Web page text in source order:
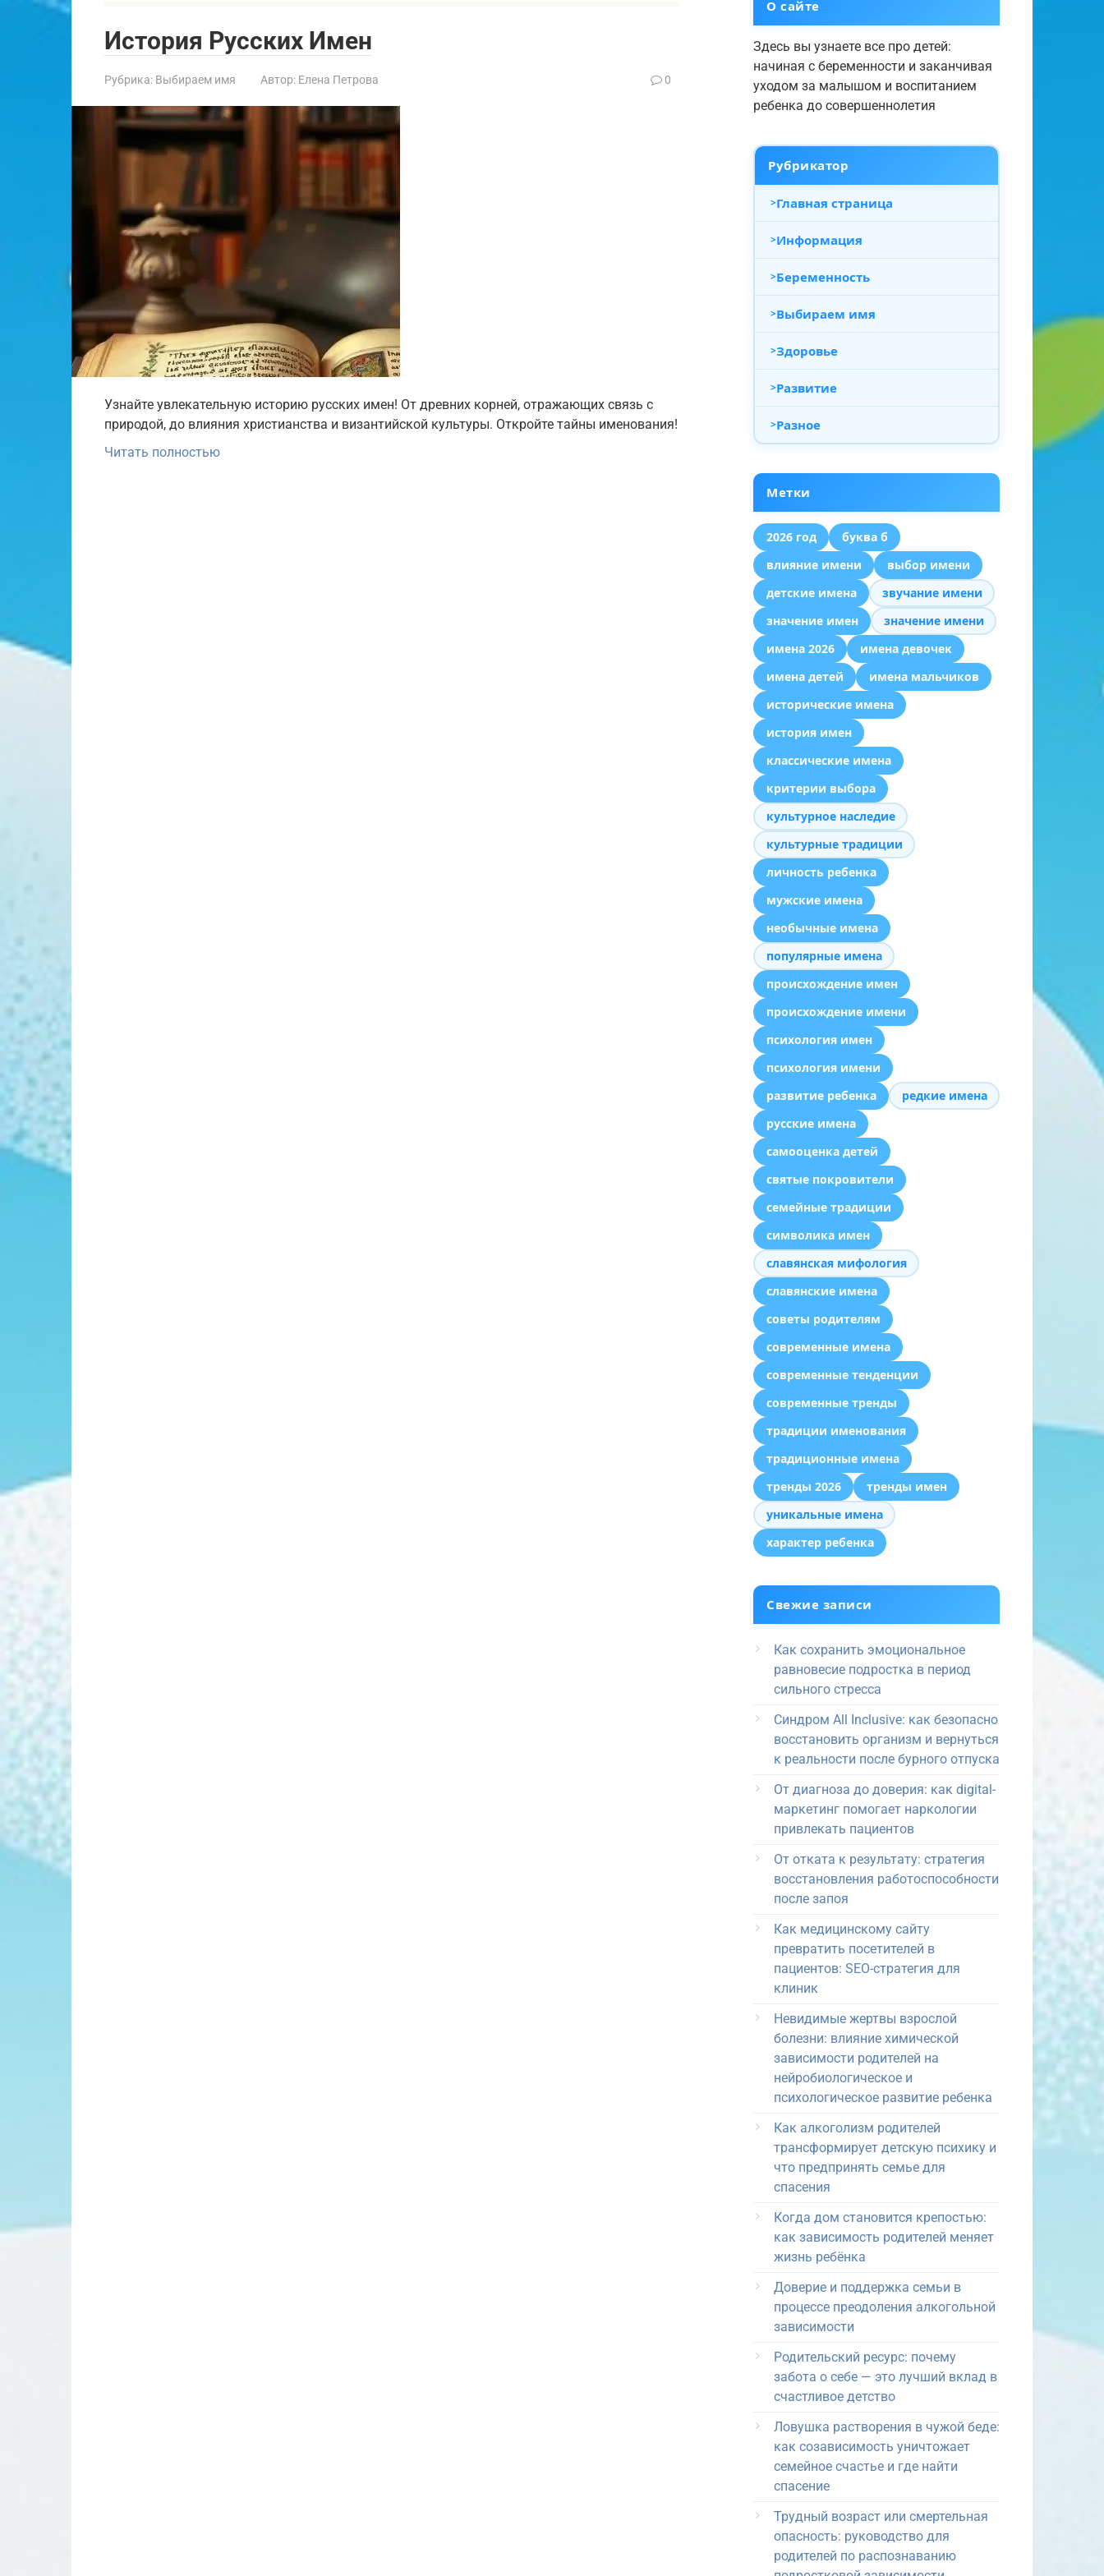
История Русских Имен
Рубрика: Выбираем имя Автор: Елена Петрова 0
Узнайте увлекательную историю русских имен! От древних корней, отражающих связь с
природой, до влияния христианства и византийской культуры. Откройте тайны именования!
Читать полностью
О сайте
Здесь вы узнаете все про детей:
начиная с беременности и заканчивая
уходом за малышом и воспитанием
ребенка до совершеннолетия
Рубрикатор
Главная страница
Информация
Беременность
Выбираем имя
Здоровье
Развитие
Разное
Метки
2026 год
буква б
влияние имени
выбор имени
детские имена
звучание имени
значение имен
значение имени
имена 2026
имена девочек
имена детей
имена мальчиков
исторические имена
история имен
классические имена
критерии выбора
культурное наследие
культурные традиции
личность ребенка
мужские имена
необычные имена
популярные имена
происхождение имен
происхождение имени
психология имен
психология имени
развитие ребенка
редкие имена
русские имена
самооценка детей
святые покровители
семейные традиции
символика имен
славянская мифология
славянские имена
советы родителям
современные имена
современные тенденции
современные тренды
традиции именования
традиционные имена
тренды 2026
тренды имен
уникальные имена
характер ребенка
Свежие записи
Как сохранить эмоциональное
равновесие подростка в период
сильного стресса
Синдром All Inclusive: как безопасно
восстановить организм и вернуться
к реальности после бурного отпуска
От диагноза до доверия: как digital-
маркетинг помогает наркологии
привлекать пациентов
От отката к результату: стратегия
восстановления работоспособности
после запоя
Как медицинскому сайту
превратить посетителей в
пациентов: SEO-стратегия для
клиник
Невидимые жертвы взрослой
болезни: влияние химической
зависимости родителей на
нейробиологическое и
психологическое развитие ребенка
Как алкоголизм родителей
трансформирует детскую психику и
что предпринять семье для
спасения
Когда дом становится крепостью:
как зависимость родителей меняет
жизнь ребёнка
Доверие и поддержка семьи в
процессе преодоления алкогольной
зависимости
Родительский ресурс: почему
забота о себе — это лучший вклад в
счастливое детство
Ловушка растворения в чужой беде:
как созависимость уничтожает
семейное счастье и где найти
спасение
Трудный возраст или смертельная
опасность: руководство для
родителей по распознаванию